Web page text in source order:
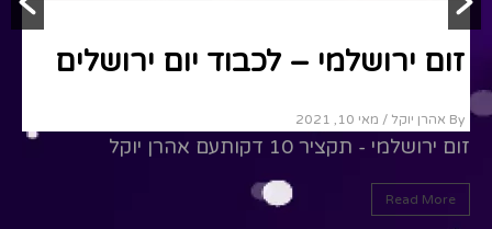
זום ירושלמי – לכבוד יום ירושלים
By אהרן יוקל / מאי 10, 2021
זום ירושלמי - תקציר 10 דקותעם אהרן יוקל
Read More